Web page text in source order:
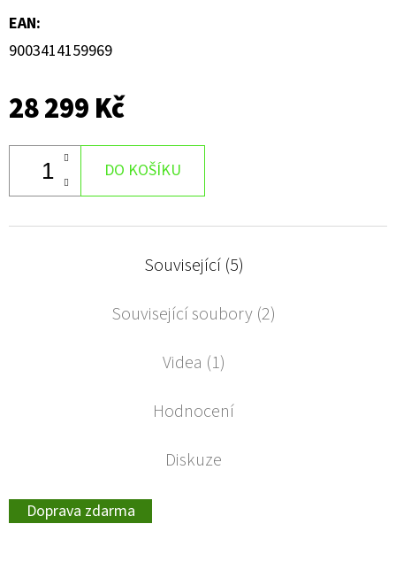
EAN:
9003414159969
28 299 Kč
DO KOŠÍKU
Související (5)
Související soubory (2)
Videa (1)
Hodnocení
Diskuze
Doprava zdarma